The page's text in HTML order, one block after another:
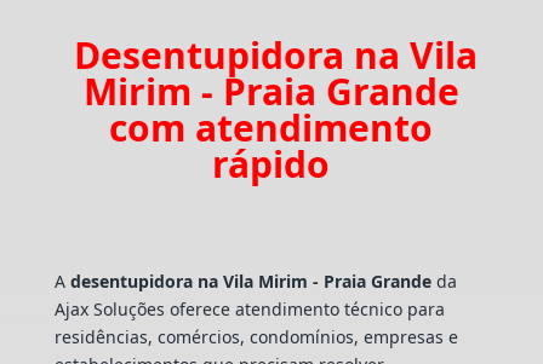
Desentupidora na Vila
Mirim - Praia Grande
com atendimento
rápido
A desentupidora na Vila Mirim - Praia Grandeda
Ajax Soluções oferece atendimento técnico para
residências, comércios, condomínios, empresas e